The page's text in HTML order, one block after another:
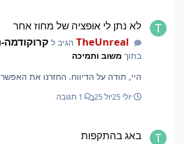
לא נתן לי אופציה של מחוז אחר
TheUnrealהגיב ל קרוקודמה-
בתוך משוב ותמיכה
היי, תודה על הדיווח. החזרנו את
יולי 25 יול 25
באג בהתקפות